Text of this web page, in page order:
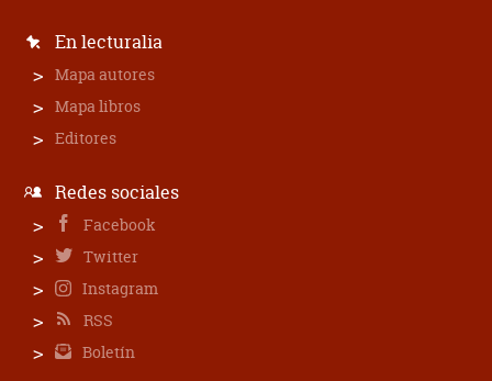
En lecturalia
Mapa autores
Mapa libros
Editores
Redes sociales
Facebook
Twitter
Instagram
RSS
Boletín